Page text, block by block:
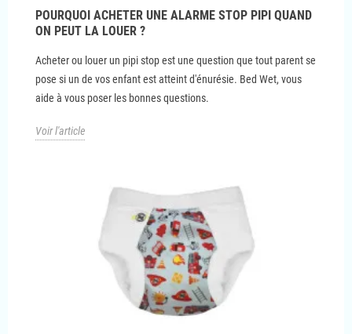
POURQUOI ACHETER UNE ALARME STOP PIPI QUAND
ON PEUT LA LOUER ?
Acheter ou louer un pipi stop est une question que tout parent se
pose si un de vos enfant est atteint d'énurésie. Bed Wet, vous
aide à vous poser les bonnes questions.
Voir l'article